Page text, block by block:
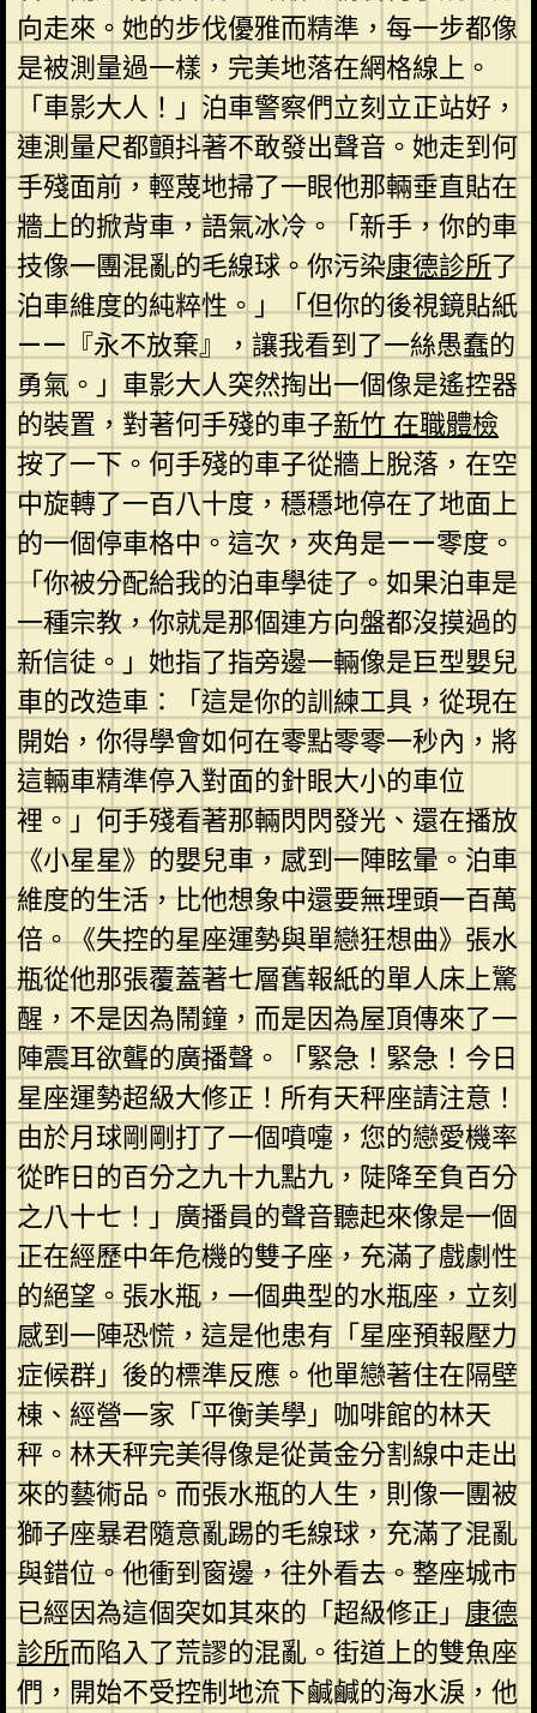
向走來。她的步伐優雅而精準，每一步都像
是被測量過一樣，完美地落在網格線上。
「車影大人！」泊車警察們立刻立正站好，
連測量尺都顫抖著不敢發出聲音。她走到何
手殘面前，輕蔑地掃了一眼他那輛垂直貼在
牆上的掀背車，語氣冰冷。「新手，你的車
技像一團混亂的毛線球。你污染康德診所了
泊車維度的純粹性。」「但你的後視鏡貼紙
——『永不放棄』，讓我看到了一絲愚蠢的
勇氣。」車影大人突然掏出一個像是遙控器
的裝置，對著何手殘的車子新竹 在職體檢
按了一下。何手殘的車子從牆上脫落，在空
中旋轉了一百八十度，穩穩地停在了地面上
的一個停車格中。這次，夾角是——零度。
「你被分配給我的泊車學徒了。如果泊車是
一種宗教，你就是那個連方向盤都沒摸過的
新信徒。」她指了指旁邊一輛像是巨型嬰兒
車的改造車：「這是你的訓練工具，從現在
開始，你得學會如何在零點零零一秒內，將
這輛車精準停入對面的針眼大小的車位
裡。」何手殘看著那輛閃閃發光、還在播放
《小星星》的嬰兒車，感到一陣眩暈。泊車
維度的生活，比他想象中還要無理頭一百萬
倍。《失控的星座運勢與單戀狂想曲》張水
瓶從他那張覆蓋著七層舊報紙的單人床上驚
醒，不是因為鬧鐘，而是因為屋頂傳來了一
陣震耳欲聾的廣播聲。「緊急！緊急！今日
星座運勢超級大修正！所有天秤座請注意！
由於月球剛剛打了一個噴嚏，您的戀愛機率
從昨日的百分之九十九點九，陡降至負百分
之八十七！」廣播員的聲音聽起來像是一個
正在經歷中年危機的雙子座，充滿了戲劇性
的絕望。張水瓶，一個典型的水瓶座，立刻
感到一陣恐慌，這是他患有「星座預報壓力
症候群」後的標準反應。他單戀著住在隔壁
棟、經營一家「平衡美學」咖啡館的林天
秤。林天秤完美得像是從黃金分割線中走出
來的藝術品。而張水瓶的人生，則像一團被
獅子座暴君隨意亂踢的毛線球，充滿了混亂
與錯位。他衝到窗邊，往外看去。整座城市
已經因為這個突如其來的「超級修正」康德
診所而陷入了荒謬的混亂。街道上的雙魚座
們，開始不受控制地流下鹹鹹的海水淚，他